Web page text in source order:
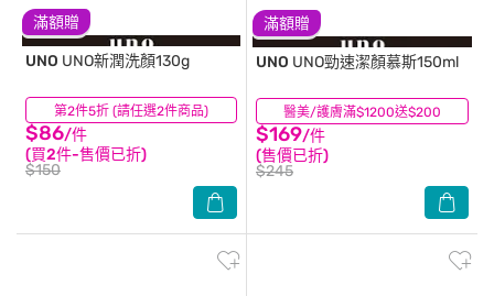
滿額贈
第2件5折 (請任選2件商品)
UNO UNO新潤洗顏130g
$86/件
(買2件-售價已折)
$150
(14)
滿額贈
醫美/護膚滿$1200送$200
UNO UNO勁速潔顏慕斯150ml
$169/件
(售價已折)
$245
(14)